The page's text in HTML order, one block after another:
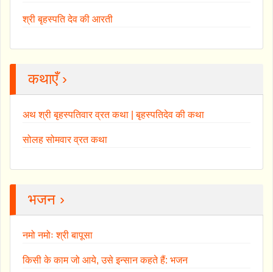
श्री बृहस्पति देव की आरती
कथाएँ ›
अथ श्री बृहस्पतिवार व्रत कथा | बृहस्पतिदेव की कथा
सोलह सोमवार व्रत कथा
भजन ›
नमो नमोः श्री बापूसा
किसी के काम जो आये, उसे इन्सान कहते हैं: भजन